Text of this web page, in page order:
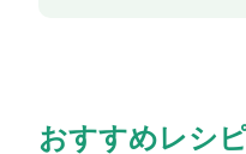
おすすめレシ